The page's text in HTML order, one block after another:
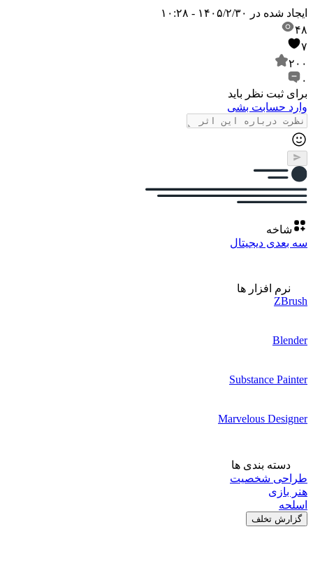
ایجاد شده در
۱۴۰۵/۲/۳۰ - ۱۰:۲۸
۴۸
۷
۲۰۰
۰
برای ثبت نظر باید
وارد حسابت بشی
شاخه
سه بعدی دیجیتال
نرم افزار ها
ZBrush
Blender
Substance Painter
Marvelous Designer
دسته بندی ها
طراحی شخصیت
هنر بازی
اسلحه
گزارش تخلف